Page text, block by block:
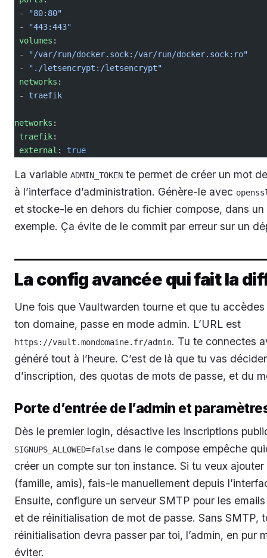
-
"80:80"
-
"443:443"
volumes :
-
"/var/run/docker.sock:/var/run/docker.sock:ro"
-
"./letsencrypt:/letsencrypt"
networks :
- traefik
networks :
traefik:
external : true
La variable ADMIN_TOKEN te permet de créer un mot
à l’interface d’administration. Génère-le avec
et stocke-le en dehors du fichier compose, dans
exemple. Ça évite de le commit par erreur sur un
La config avancée qui fait la
Une fois que Vaultwarden tourne et que tu accèdes
ton domaine, passe en mode admin. L’URL est
https://vault.mondomaine.fr/admin. Tu te connectes
généré tout à l’heure. C’est de là que tu vas
d’inscription, des quotas de mots de passe, et du
Porte d’entrée de l’admin et
Dès le premier login, désactive les inscriptions
SIGNUPS_ALLOWED=false dans le compose empêche
créer un compte sur ton instance. Si tu veux
(famille, amis), fais-le manuellement depuis
Ensuite, configure un serveur SMTP pour les
et de réinitialisation de mot de passe. Sans SMTP,
réinitialisation devra passer par toi, l’admin, en pur
éviter.